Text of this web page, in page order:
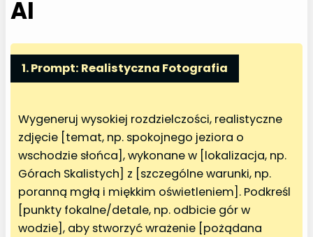
AI
1. Prompt: Realistyczna Fotografia
Wygeneruj wysokiej rozdzielczości, realistyczne
zdjęcie [temat, np. spokojnego jeziora o
wschodzie słońca], wykonane w [lokalizacja, np.
Górach Skalistych] z [szczególne warunki, np.
poranną mgłą i miękkim oświetleniem]. Podkreśl
[punkty fokalne/detale, np. odbicie gór w
wodzie], aby stworzyć wrażenie [pożądana